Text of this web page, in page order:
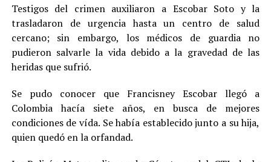
Testigos del crimen auxiliaron a Escobar Soto y la
trasladaron de urgencia hasta un centro de salud
cercano; sin embargo, los médicos de guardia no
pudieron salvarle la vida debido a la gravedad de las
heridas que sufrió.
Se pudo conocer que Francisney Escobar llegó a
Colombia hacía siete años, en busca de mejores
condiciones de vída. Se había establecido junto a su hija,
quien quedó en la orfandad.